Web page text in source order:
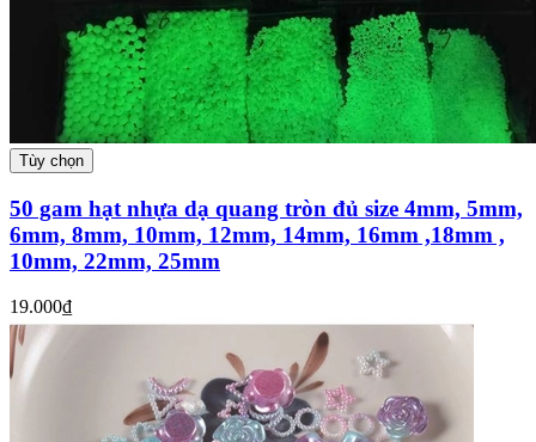
Tùy chọn
50 gam hạt nhựa dạ quang tròn đủ size 4mm, 5mm,
6mm, 8mm, 10mm, 12mm, 14mm, 16mm ,18mm ,
10mm, 22mm, 25mm
19.000₫